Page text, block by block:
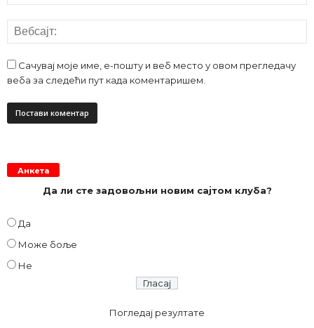
Сачувај моје име, е-пошту и веб место у овом прегледачу
веба за следећи пут када коментаришем.
Анкета
Да ли сте задовољни новим сајтом клуба?
Да
Може боље
Не
Погледај резултате